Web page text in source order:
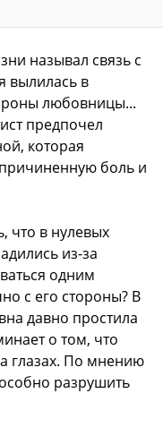
называл связь с
вылилась в
любовницы...
предпочел
которая
боль и
что в нулевых
из-за
одним
с его стороны? В
давно простила
о том, что
глазах. По мнению
разрушить